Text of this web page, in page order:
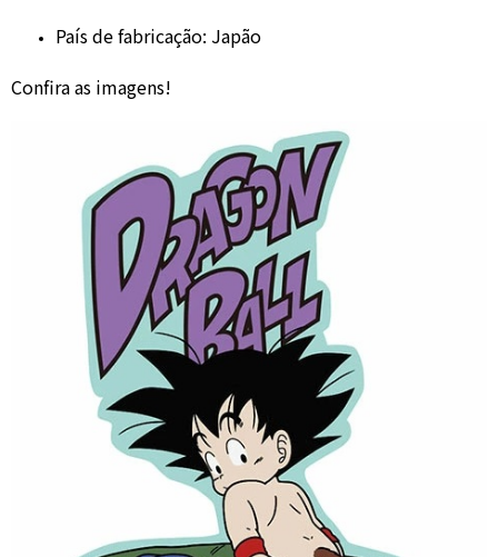
País de fabricação: Japão
Confira as imagens!